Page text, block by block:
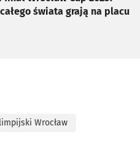
świata grają na placu
Wrocław